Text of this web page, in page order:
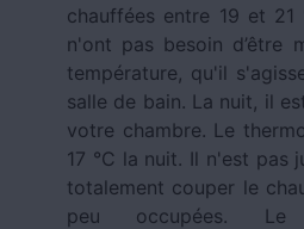
chauffées entre 19 et 21
n'ont pas besoin d’être
température, qu'il
salle de bain. La nuit, il
votre chambre. Le
17 °C la nuit. Il n'est pas
totalement couper le
peu occupées. Le